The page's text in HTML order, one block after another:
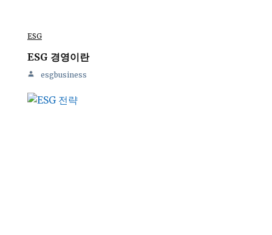
ESG
ESG 경영이란
esgbusiness